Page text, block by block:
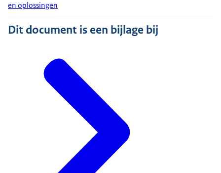
en oplossingen
Dit document is een bijlage bij